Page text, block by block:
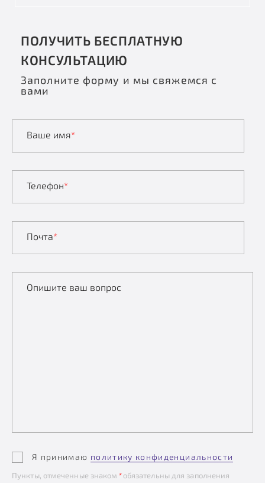
ПОЛУЧИТЬ БЕСПЛАТНУЮ
КОНСУЛЬТАЦИЮ
Заполните форму и мы свяжемся с
вами
Ваше имя*
Телефон*
Почта*
Опишите ваш вопрос
Я принимаю политику конфиденциальности
Пункты, отмеченные знаком *обязательны для заполнения